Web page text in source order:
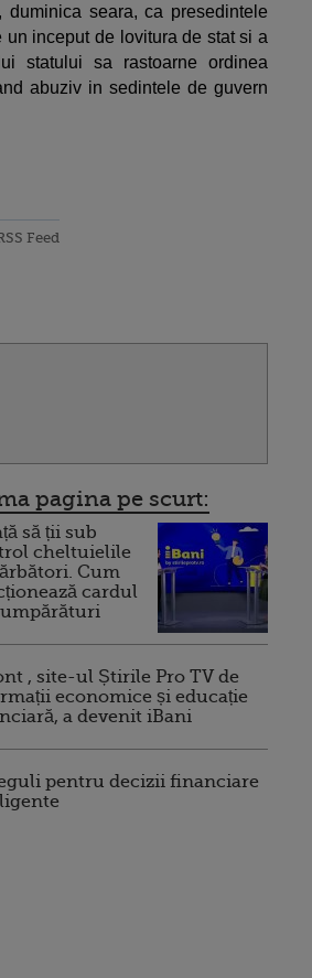
seara, ca presedintele
inceput de lovitura de stat si a
statului sa rastoarne ordinea
abuziv in sedintele de guvern
Feed
pagina pe scurt:
să ții sub
cheltuielile
Cum
cardul
, site-ul Știrile Pro TV de
economice și educație
a devenit iBani
pentru decizii financiare